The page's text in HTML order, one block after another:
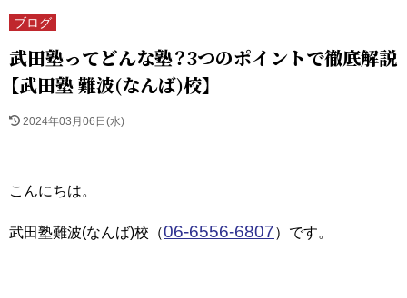
ブログ
武田塾ってどんな塾？3つのポイントで徹底解説
【武田塾 難波(なんば)校】
2024年03月06日(水)
こんにちは。
武田塾難波(なんば)校（06-6556-6807）です。